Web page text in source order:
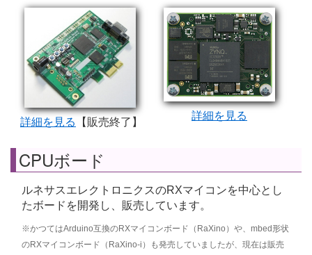
詳細を見る 【販売終了】
詳細を見る
CPUボード
ルネサスエレクトロニクスのRXマイコンを中心とし
たボードを開発し、販売しています。
※かつてはArduino互換のRXマイコンボード（RaXino）や、mbed形状
のRXマイコンボード（RaXino-i）も発売していましたが、現在は販売